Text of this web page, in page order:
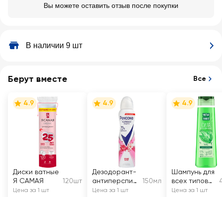
Вы можете оставить отзыв после покупки
В наличии 9 шт
Берут вместе Все
4.9
Диски ватные
Я САМАЯ
120шт
Цена за 1 шт
4.9
Дезодорант-
антиперспир
ант спрей
150мл
Цена за 1 шт
4.9
Шампунь для
всех типов
волос
Цена за 1 шт